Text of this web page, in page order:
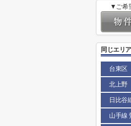
▼ご希
同じエリ
台東区
北上野
日比谷
山手線